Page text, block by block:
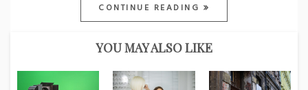
CONTINUE READING
YOU MAY ALSO LIKE